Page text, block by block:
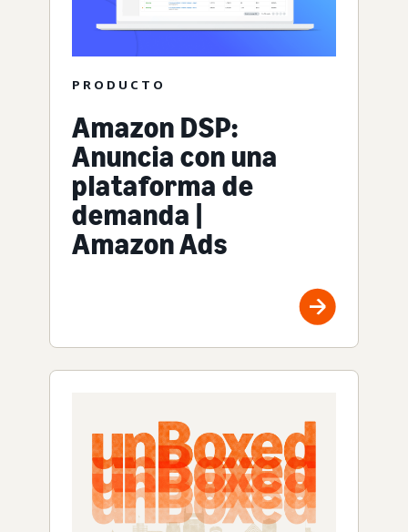
PRODUCTO
Amazon DSP:
Anuncia con una
plataforma de
demanda |
Amazon Ads